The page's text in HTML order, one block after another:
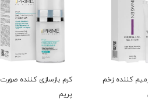
کننده زخم
کرم بازسازی کننده صورت
پریم